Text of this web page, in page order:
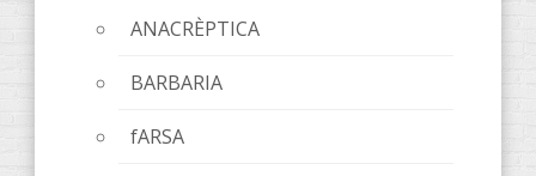
ANACRÈPTICA
BARBARIA
fARSA